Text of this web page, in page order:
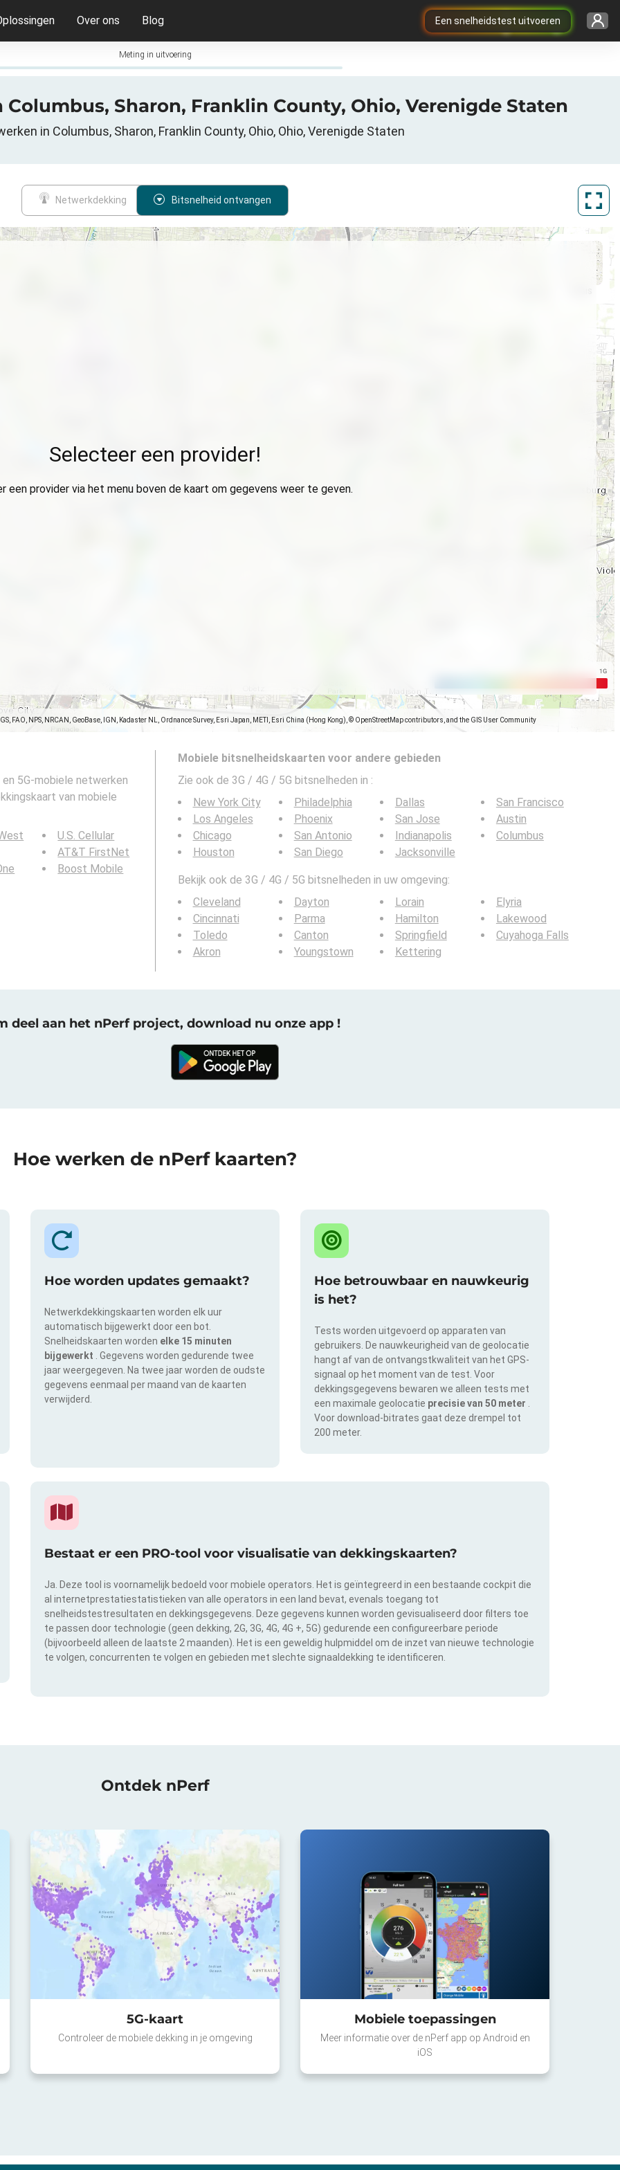
Een snelheidstest uitvoeren
Over ons Blog
Meting in uitvoering
Columbus, Sharon, Franklin County, Ohio, Verenigde Staten
in Columbus, Sharon, Franklin County, Ohio, Ohio, Verenigde Staten
Netwerkdekking Bitsnelheid ontvangen
FAO, NPS, NRCAN, GeoBase, IGN, Kadaster NL, Ordnance Survey, Esri Japan, METI, Esri China (Hong Kong), © OpenStreetMap contributors, and the GIS User Community
Selecteer een provider!
een provider via het menu boven de kaart om gegevens weer te geven.
5G-mobiele netwerken
van mobiele
U.S. Cellular
AT&T FirstNet
Boost Mobile
Mobiele bitsnelheidskaarten voor andere gebieden
Zie ook de 3G / 4G / 5G bitsnelheden in :
New York City
Los Angeles
Chicago
Houston
Philadelphia
Phoenix
San Antonio
San Diego
Dallas
San Jose
Indianapolis
Jacksonville
San Francisco
Austin
Columbus
Bekijk ook de 3G / 4G / 5G bitsnelheden in uw omgeving:
Cleveland
Cincinnati
Toledo
Akron
Dayton
Parma
Canton
Youngstown
Lorain
Hamilton
Springfield
Kettering
Elyria
Lakewood
Cuyahoga Falls
deel aan het nPerf project, download nu onze app !
Hoe werken de nPerf kaarten?
Hoe worden updates gemaakt?
Netwerkdekkingskaarten worden elk uur
automatisch bijgewerkt door een bot.
Snelheidskaarten worden elke 15 minuten
bijgewerkt
. Gegevens worden gedurende twee
jaar weergegeven. Na twee jaar worden de oudste
gegevens eenmaal per maand van de kaarten
verwijderd.
Hoe betrouwbaar en nauwkeurig
is het?
Tests worden uitgevoerd op apparaten van
gebruikers. De nauwkeurigheid van de geolocatie
hangt af van de ontvangstkwaliteit van het GPS-
signaal op het moment van de test. Voor
dekkingsgegevens bewaren we alleen tests met
een maximale geolocatie precisie van 50 meter
Voor download-bitrates gaat deze drempel tot
200 meter.
Bestaat er een PRO-tool voor visualisatie van dekkingskaarten?
Ja. Deze tool is voornamelijk bedoeld voor mobiele operators. Het is geïntegreerd in een bestaande cockpit die
al internetprestatiestatistieken van alle operators in een land bevat, evenals toegang tot
snelheidstestresultaten en dekkingsgegevens. Deze gegevens kunnen worden gevisualiseerd door filters toe
te passen door technologie (geen dekking, 2G, 3G, 4G, 4G +, 5G) gedurende een configureerbare periode
(bijvoorbeeld alleen de laatste 2 maanden). Het is een geweldig hulpmiddel om de inzet van nieuwe technologie
te volgen, concurrenten te volgen en gebieden met slechte signaaldekking te identificeren.
Ontdek nPerf
5G-kaart
Controleer de mobiele dekking in je omgeving
Mobiele toepassingen
Meer informatie over de nPerf app op Android en
iOS